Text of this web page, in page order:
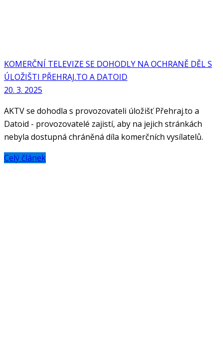
KOMERČNÍ TELEVIZE SE DOHODLY NA OCHRANĚ DĚL S
ÚLOŽIŠTI PŘEHRAJ.TO A DATOID
20. 3. 2025
AKTV se dohodla s provozovateli úložišť Přehraj.to a
Datoid - provozovatelé zajistí, aby na jejich stránkách
nebyla dostupná chráněná díla komerčních vysílatelů.
Celý článek